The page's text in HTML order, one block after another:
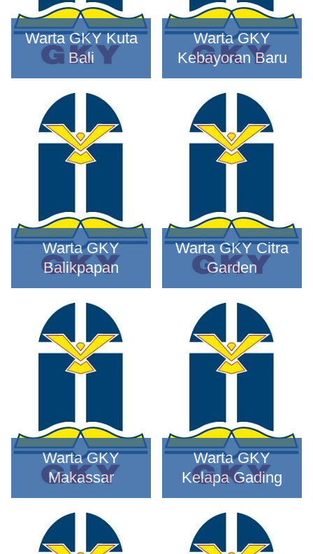
Warta GKY Kuta
Bali
Warta GKY
Kebayoran Baru
Warta GKY
Balikpapan
Warta GKY Citra
Garden
Warta GKY
Makassar
Warta GKY
Kelapa Gading